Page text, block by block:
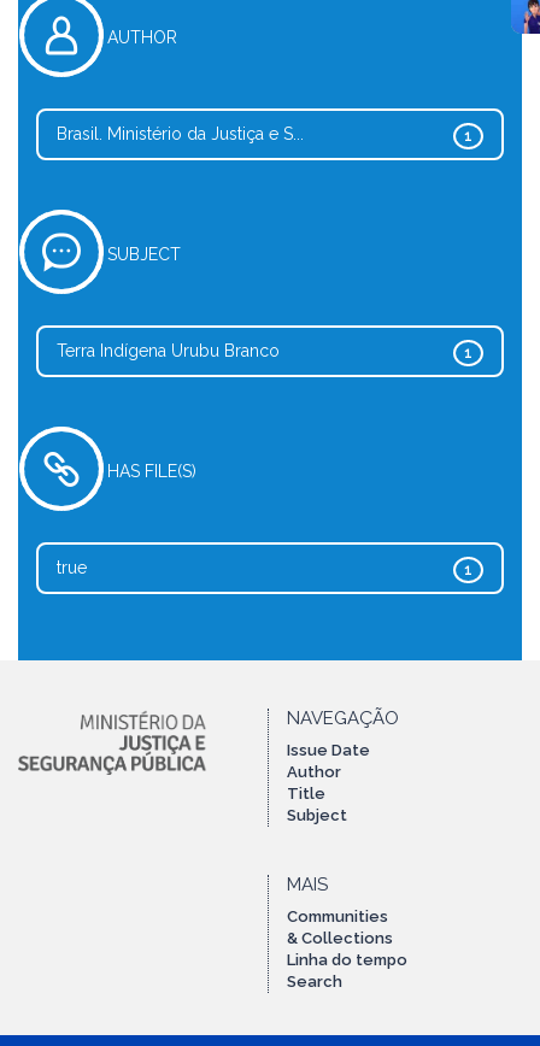
AUTHOR
1
Brasil. Ministério da Justiça e S...
SUBJECT
1
Terra Indígena Urubu Branco
HAS FILE(S)
1
true
NAVEGAÇÃO
Issue Date
Author
Title
Subject
MAIS
Communities
& Collections
Linha do tempo
Search